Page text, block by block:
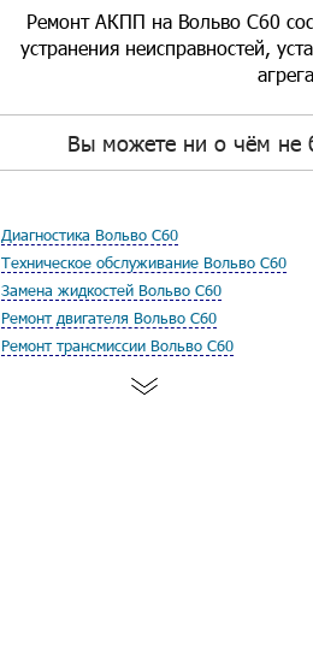
Ремонт АКПП на Вольво С60
устранения неисправностей,
Вы можете ни о чём не
Диагностика Вольво С60
Техническое обслуживание Вольво С60
Замена жидкостей Вольво С60
Ремонт двигателя Вольво С60
Ремонт трансмиссии Вольво С60